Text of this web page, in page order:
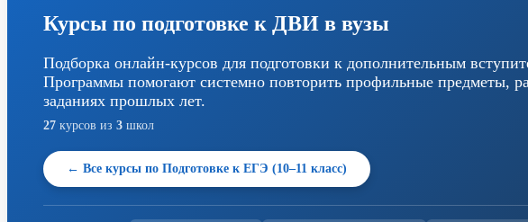
Курсы по подготовке к ДВИ в вузы
Подборка онлайн-курсов для подготовки к дополнительным
Программы помогают системно повторить профильные предметы,
заданиях прошлых лет.
27 курсов из 3 школ
← Все курсы по Подготовке к ЕГЭ (10–11 класс)